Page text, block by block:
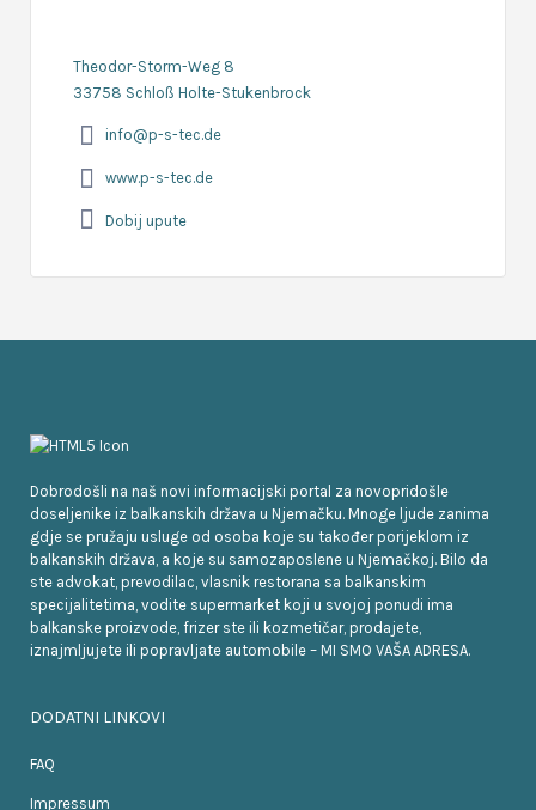
Theodor-Storm-Weg 8
33758 Schloß Holte-Stukenbrock
info@p-s-tec.de
www.p-s-tec.de
Dobij upute
Dobrodošli na naš novi informacijski portal za novopridošle
doseljenike iz balkanskih država u Njemačku. Mnoge ljude zanima
gdje se pružaju usluge od osoba koje su također porijeklom iz
balkanskih država, a koje su samozaposlene u Njemačkoj. Bilo da
ste advokat, prevodilac, vlasnik restorana sa balkanskim
specijalitetima, vodite supermarket koji u svojoj ponudi ima
balkanske proizvode, frizer ste ili kozmetičar, prodajete,
iznajmljujete ili popravljate automobile – MI SMO VAŠA ADRESA.
DODATNI LINKOVI
FAQ
Impressum